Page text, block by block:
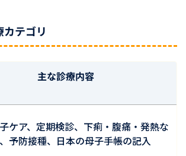
テゴリ
主な診療内容
ケア、定期検診、下痢・腹痛・発熱な
予防接種、日本の母子手帳の記入